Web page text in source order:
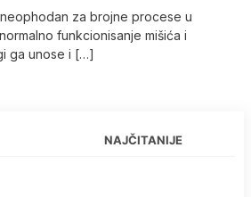
za brojne procese u
funkcionisanje mišića i
ga unose i […]
NAJČITANIJE